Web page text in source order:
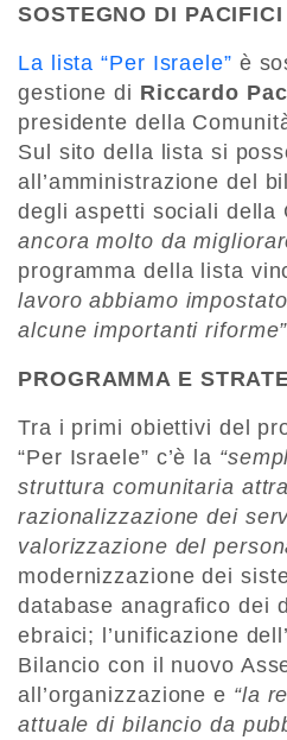
SOSTEGNO DI PACIFICI
La lista “Per Israele” è
gestione di Riccardo
presidente della
Sul sito della lista si
all’amministrazione del
degli aspetti sociali della
ancora molto da
programma della lista
lavoro abbiamo
alcune importanti
PROGRAMMA E
Tra i primi obiettivi del
“Per Israele” c’è la
struttura comunitaria
razionalizzazione dei
valorizzazione del
modernizzazione dei
database anagrafico dei
ebraici; l’unificazione
Bilancio con il nuovo
all’organizzazione e “la
attuale di bilancio da